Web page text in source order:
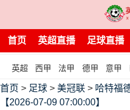
首页 英超直播 足球直播
英超 西甲 法甲 德甲 意甲
首页 > 足球 > 美冠联 > 哈特福
【2026-07-09 07:00:00】